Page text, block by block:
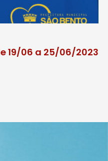
19/06 a 25/06/2023